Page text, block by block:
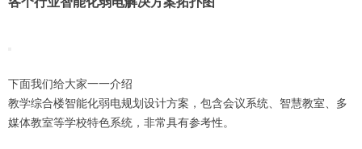
下面我们给大家一一介绍
教学综合楼智能化弱电规划设计方案，包含会议系统、智慧教室、多
媒体教室等学校特色系统，非常具有参考性。